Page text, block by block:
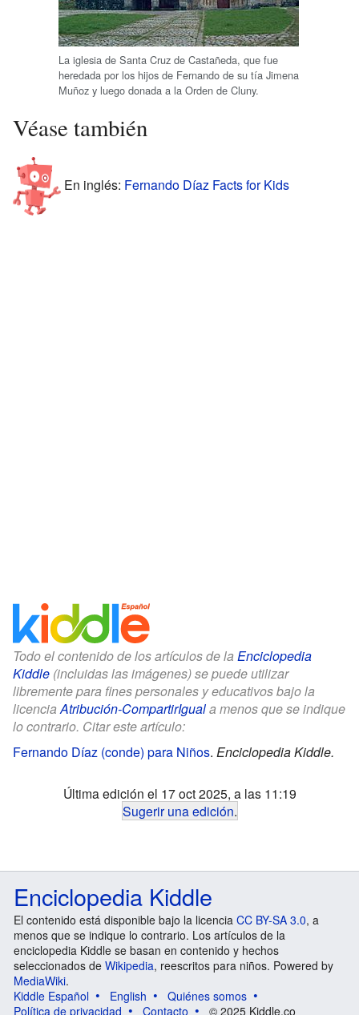
La iglesia de Santa Cruz de Castañeda, que fue
heredada por los hijos de Fernando de su tía Jimena
Muñoz y luego donada a la Orden de Cluny.
Véase también
En inglés: Fernando Díaz Facts for Kids
Todo el contenido de los artículos de la Enciclopedia
Kiddle (incluidas las imágenes) se puede utilizar
libremente para fines personales y educativos bajo la
licenciaAtribución-CompartirIguala menos que se indique
lo contrario. Citar este artículo:
Fernando Díaz (conde) para Niños. Enciclopedia Kiddle.
Última edición el 17 oct 2025, a las 11:19
Sugerir una edición.
Enciclopedia Kiddle
El contenido está disponible bajo la licencia CC BY-SA 3.0, a
menos que se indique lo contrario. Los artículos de la
enciclopedia Kiddle se basan en contenido y hechos
seleccionados de Wikipedia, reescritos para niños. Powered by
MediaWiki.
Kiddle Español
English
Quiénes somos
Política de privacidad
Contacto © 2025 Kiddle.co